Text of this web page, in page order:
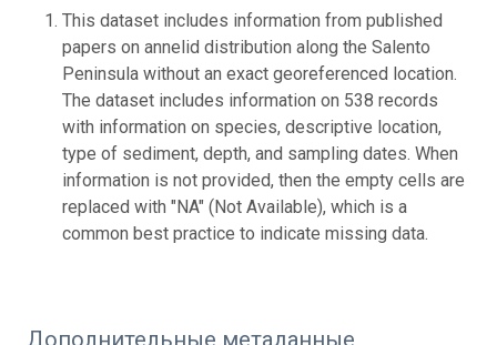
This dataset includes information from published
papers on annelid distribution along the Salento
Peninsula without an exact georeferenced location.
The dataset includes information on 538 records
with information on species, descriptive location,
type of sediment, depth, and sampling dates. When
information is not provided, then the empty cells are
replaced with "NA" (Not Available), which is a
common best practice to indicate missing data.
Дополнительные метаданные